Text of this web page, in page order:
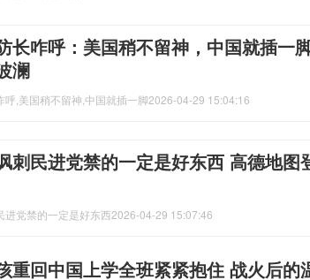
长咋呼：美国稍不留神，中国就插一
澜
呼,美国稍不留神,中国就插一脚2026-04-29 15:04:16
刺民进党禁的一定是好东西 高德地图
进党禁的一定是好东西2026-04-29 15:07:46
重回中国上学全班紧紧抱住 战火后的